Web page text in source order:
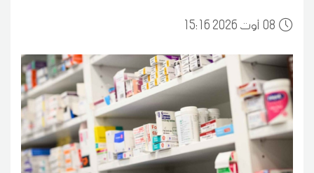
0815:16 2026 أوت